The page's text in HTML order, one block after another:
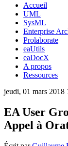
Accueil
UML
SysML
Enterprise
Prolaborate
eaUtils
eaDocX
A propos
Ressources
jeudi, 01 mars 2018
EA User
Appel à